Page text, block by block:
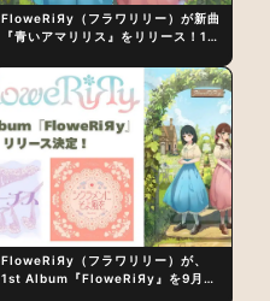
FloweRiЯy（フラワリリー）が新曲
『青いアマリリス』をリリース！1st
FloweRiЯy（フラワリリー）が、
1st Album『FloweRiЯy』を9月23